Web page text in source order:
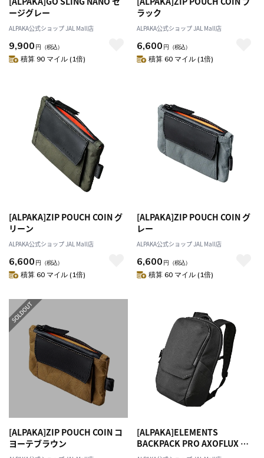
ージグレー
ALPAKA公式ショップ JAL Mall店
9,900 円 （税込）
積算 90 マイル (1倍)
ラック
ALPAKA公式ショップ JAL Mall店
6,600 円 （税込）
積算 60 マイル (1倍)
[ALPAKA]ZIP POUCH COIN グ
リーン
ALPAKA公式ショップ JAL Mall店
6,600 円 （税込）
積算 60 マイル (1倍)
[ALPAKA]ZIP POUCH COIN グ
レー
ALPAKA公式ショップ JAL Mall店
6,600 円 （税込）
積算 60 マイル (1倍)
[ALPAKA]ZIP POUCH COIN コ
ヨーテブラウン
[ALPAKA]ELEMENTS
BACKPACK PRO AXOFLUX ブ
ラック